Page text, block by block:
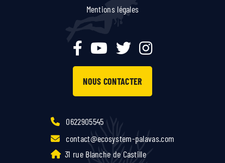
Mentions légales
NOUS CONTACTER
0622905545
contact@ecosystem-palavas.com
31 rue Blanche de Castille